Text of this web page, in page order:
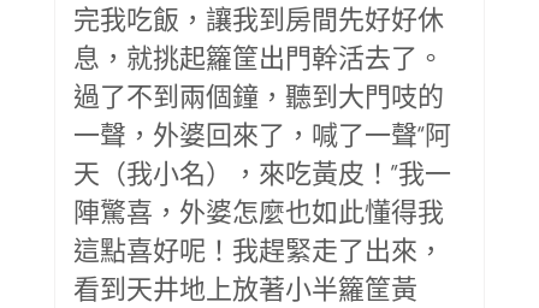
完我吃飯，讓我到房間先好好休
息，就挑起籮筐出門幹活去了。
過了不到兩個鐘，聽到大門吱的
一聲，外婆回來了，喊了一聲“阿
天（我小名），來吃黃皮！”我一
陣驚喜，外婆怎麼也如此懂得我
這點喜好呢！我趕緊走了出來，
看到天井地上放著小半籮筐黃